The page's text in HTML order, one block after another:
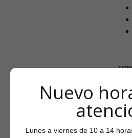
Nuevo
Lunes a viernes de 10 a 14